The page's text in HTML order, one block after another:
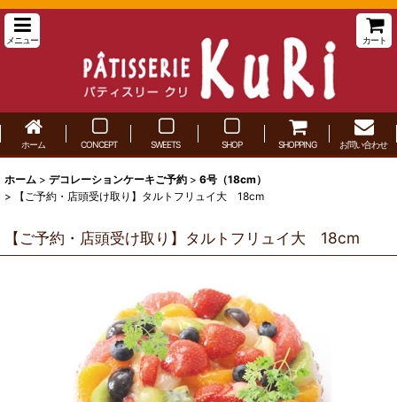
メニュー カート
ホーム CONCEPT SWEETS SHOP SHOPPING お問い合わせ
ホーム > デコレーションケーキご予約 > 6号（18cm）
>
【ご予約・店頭受け取り】タルトフリュイ大 18cm
【ご予約・店頭受け取り】タルトフリュイ大 18cm